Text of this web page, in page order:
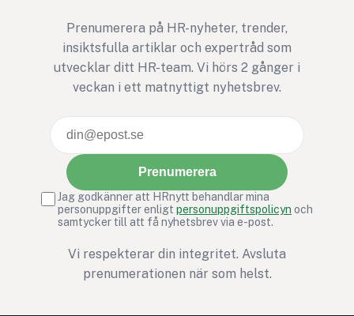
människans tre mest
destruktiva drag:
narcissism, psykopati och
machiavellianism (en
attityd).
Prenumerera på HR-nyheter, trender,
insiktsfulla artiklar och expertråd som
utvecklar ditt HR-team. Vi hörs 2 gånger i
veckan i ett matnyttigt nyhetsbrev.
Prenumerera
Jag godkänner att HRnytt behandlar mina
personuppgifter enligt personuppgiftspolicyn och
samtycker till att få nyhetsbrev via e-post.
Vi respekterar din integritet. Avsluta
prenumerationen när som helst.